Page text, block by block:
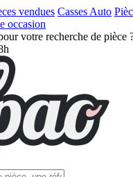
vendues Casses Auto
occasion
votre recherche de pièce